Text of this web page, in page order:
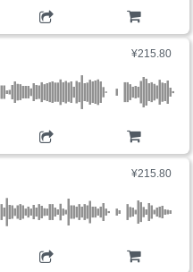
¥215.80
¥215.80